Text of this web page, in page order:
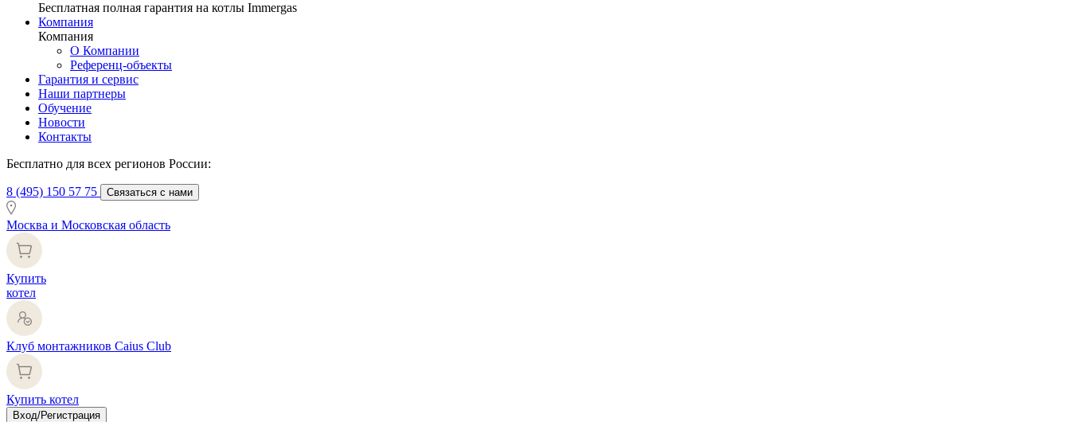
Бесплатная полная гарантия на котлы Immergas
Компания
Компания
О Компании
Референц-объекты
Гарантия и сервис
Наши партнеры
Обучение
Новости
Контакты
Бесплатно для всех регионов России:
8 (495) 150 57 75 Связаться с нами
Москва и Московская область
Купить
котел
Клуб монтажников Caius Club
Купить котел
Вход/Регистрация